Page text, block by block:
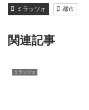
ミラッツォ 都市
関連記事
ミラッツォ